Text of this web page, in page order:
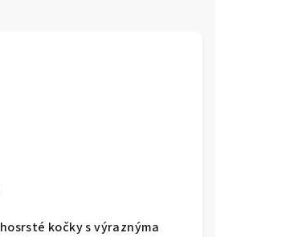
kočky s výraznýma